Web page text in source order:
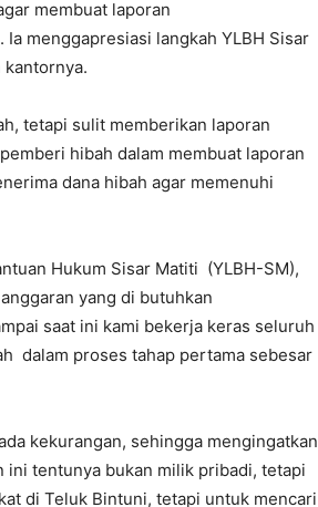
membuat laporan
menggapresiasi langkah YLBH Sisar
tetapi sulit memberikan laporan
hibah dalam membuat laporan
dana hibah agar memenuhi
Hukum Sisar Matiti (YLBH-SM),
yang di butuhkan
saat ini kami bekerja keras seluruh
dalam proses tahap pertama sebesar
kekurangan, sehingga mengingatkan
ini tentunya bukan milik pribadi, tetapi
di Teluk Bintuni, tetapi untuk mencari